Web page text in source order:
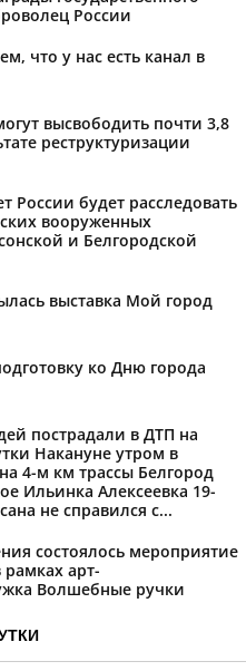
России
что у нас есть канал в
высвободить почти 3,8
реструктуризации
России будет расследовать
вооруженных
и Белгородской
выставка Мой город
ко Дню города
пострадали в ДТП на
Накануне утром в
4-м км трассы Белгород
Ильинка Алексеевка 19-
не справился с...
состоялось мероприятие
арт-
Волшебные ручки